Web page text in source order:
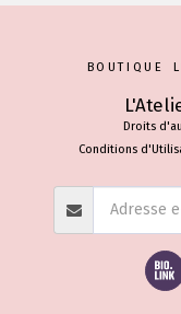
Droits
Conditions
BOUTIQUE